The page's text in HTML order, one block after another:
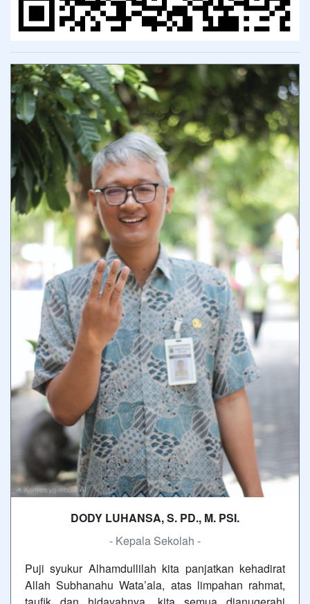
DODY LUHANSA, S. PD., M. PSI.
- Kepala Sekolah -
Puji syukur Alhamdullilah kita panjatkan kehadirat
Allah Subhanahu Wata’ala, atas limpahan rahmat,